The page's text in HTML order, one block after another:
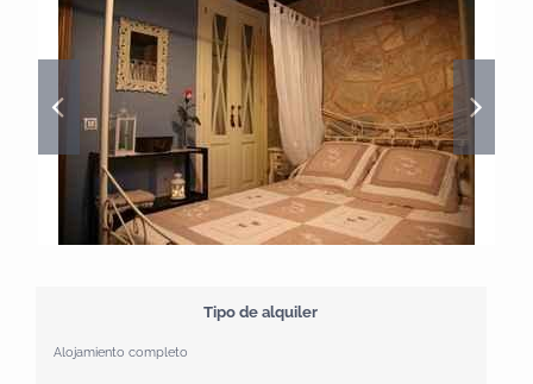
Tipo de alquiler
Alojamiento completo